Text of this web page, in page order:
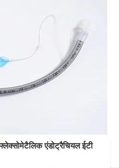
एंडोट्रैचियल ईटी